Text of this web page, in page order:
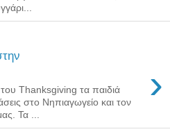
›
Thanksgiving τα παιδιά
στο Νηπιαγωγείο και τον
Τα ...